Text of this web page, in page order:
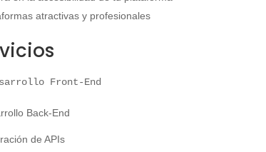
atractivas y profesionales
Front-End
Back-End
de APIs